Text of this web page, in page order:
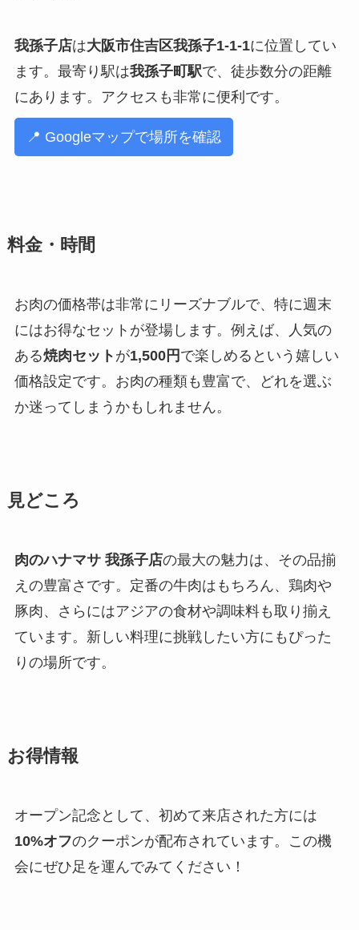
我孫子店は大阪市住吉区我孫子1-1-1に位置してい
ます。最寄り駅は我孫子町駅で、徒歩数分の距離
にあります。アクセスも非常に便利です。
📍 Googleマップで場所を確認
料金・時間
お肉の価格帯は非常にリーズナブルで、特に週末
にはお得なセットが登場します。例えば、人気の
ある焼肉セット が1,500円 で楽しめるという嬉しい
価格設定です。お肉の種類も豊富で、どれを選ぶ
か迷ってしまうかもしれません。
見どころ
肉のハナマサ 我孫子店の最大の魅力は、その品揃
えの豊富さです。定番の牛肉はもちろん、鶏肉や
豚肉、さらにはアジアの食材や調味料も取り揃え
ています。新しい料理に挑戦したい方にもぴった
りの場所です。
お得情報
オープン記念として、初めて来店された方には
10%オフのクーポンが配布されています。この機
会にぜひ足を運んでみてください！